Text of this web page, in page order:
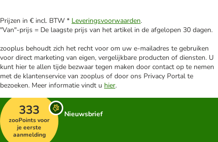
Prijzen in € incl. BTW * Leveringsvoorwaarden.
"Van"-prijs = De laagste prijs van het artikel in de afgelopen 30 dagen.
zooplus behoudt zich het recht voor om uw e-mailadres te gebruiken
voor direct marketing van eigen, vergelijkbare producten of diensten. U
kunt hier te allen tijde bezwaar tegen maken door contact op te nemen
met de klantenservice van zooplus of door ons Privacy Portal te
bezoeken. Meer informatie vindt u hier.
333
zooPoints voor
je eerste
aanmelding
Nieuwsbrief